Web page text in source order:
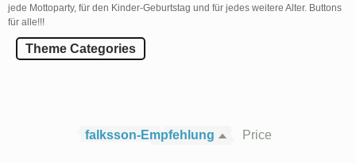
jede Mottoparty, für den Kinder-Geburtstag und für jedes weitere Alter. Buttons
für alle!!!
Theme Categories
falksson-Empfehlung Price